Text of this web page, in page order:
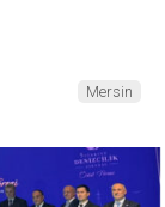
Mersin